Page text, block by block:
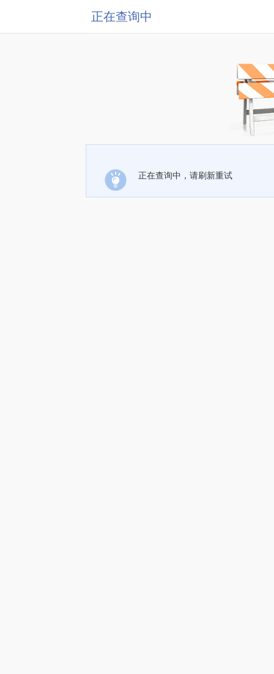
正在查询中
正在查询中，请刷新重试